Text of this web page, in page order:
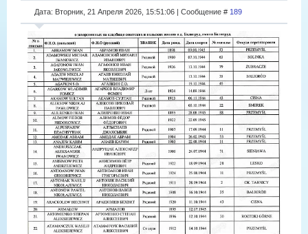
Дата: Вторник, 21 Апреля 2026, 15:51:06 | Сообщение # 189